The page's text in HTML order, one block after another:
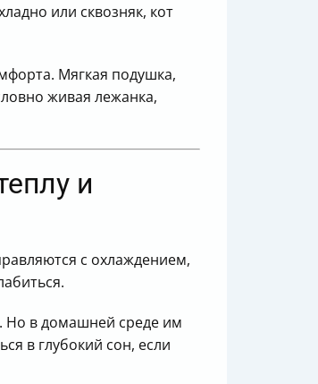
или сквозняк, кот
Мягкая подушка,
живая лежанка,
и
с охлаждением,
Но в домашней среде им
в глубокий сон, если